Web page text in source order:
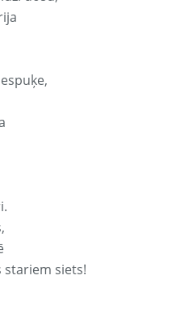
stariem siets!